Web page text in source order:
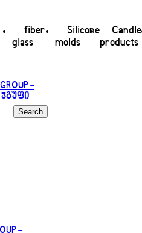
fiber
glass
Silicone
molds
Candle
products
Search